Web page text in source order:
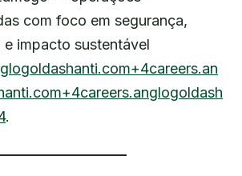
com foco em segurança,
impacto sustentável
.